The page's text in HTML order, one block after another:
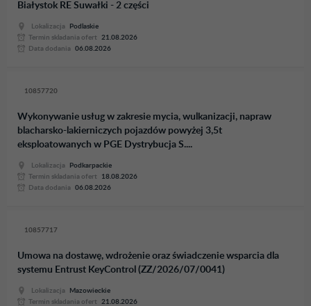
Białystok RE Suwałki - 2 części
Lokalizacja
Podlaskie
Termin skladania ofert
21.08.2026
Data dodania
06.08.2026
10857720
Wykonywanie usług w zakresie mycia, wulkanizacji, napraw
blacharsko-lakierniczych pojazdów powyżej 3,5t
eksploatowanych w PGE Dystrybucja S....
Lokalizacja
Podkarpackie
Termin skladania ofert
18.08.2026
Data dodania
06.08.2026
10857717
Umowa na dostawę, wdrożenie oraz świadczenie wsparcia dla
systemu Entrust KeyControl (ZZ/2026/07/0041)
Lokalizacja
Mazowieckie
Termin skladania ofert
21.08.2026